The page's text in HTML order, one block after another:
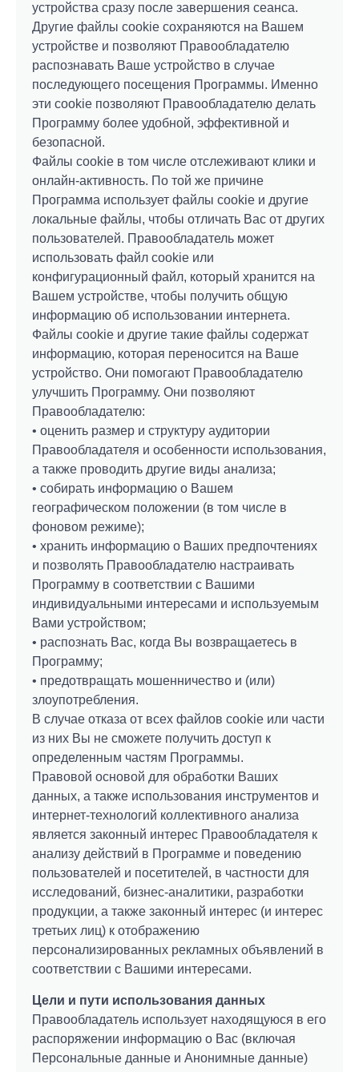
устройства сразу после завершения сеанса.
Другие файлы cookie сохраняются на Вашем
устройстве и позволяют Правообладателю
распознавать Ваше устройство в случае
последующего посещения Программы. Именно
эти cookie позволяют Правообладателю делать
Программу более удобной, эффективной и
безопасной.
Файлы cookie в том числе отслеживают клики и
онлайн-активность. По той же причине
Программа использует файлы cookie и другие
локальные файлы, чтобы отличать Вас от других
пользователей. Правообладатель может
использовать файл cookie или
конфигурационный файл, который хранится на
Вашем устройстве, чтобы получить общую
информацию об использовании интернета.
Файлы cookie и другие такие файлы содержат
информацию, которая переносится на Ваше
устройство. Они помогают Правообладателю
улучшить Программу. Они позволяют
Правообладателю:
• оценить размер и структуру аудитории
Правообладателя и особенности использования,
а также проводить другие виды анализа;
• собирать информацию о Вашем
географическом положении (в том числе в
фоновом режиме);
• хранить информацию о Ваших предпочтениях
и позволять Правообладателю настраивать
Программу в соответствии с Вашими
индивидуальными интересами и используемым
Вами устройством;
• распознать Вас, когда Вы возвращаетесь в
Программу;
• предотвращать мошенничество и (или)
злоупотребления.
В случае отказа от всех файлов cookie или части
из них Вы не сможете получить доступ к
определенным частям Программы.
Правовой основой для обработки Ваших
данных, а также использования инструментов и
интернет-технологий коллективного анализа
является законный интерес Правообладателя к
анализу действий в Программе и поведению
пользователей и посетителей, в частности для
исследований, бизнес-аналитики, разработки
продукции, а также законный интерес (и интерес
третьих лиц) к отображению
персонализированных рекламных объявлений в
соответствии с Вашими интересами.
Цели и пути использования данных
Правообладатель использует находящуюся в его
распоряжении информацию о Вас (включая
Персональные данные и Анонимные данные)